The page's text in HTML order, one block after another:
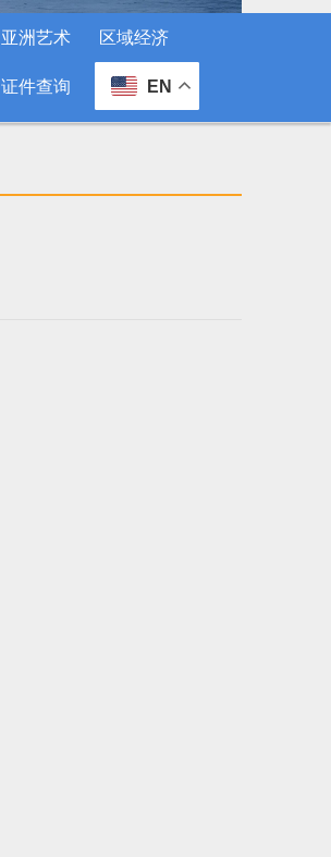
亚洲艺术 区域经济
证件查询 EN